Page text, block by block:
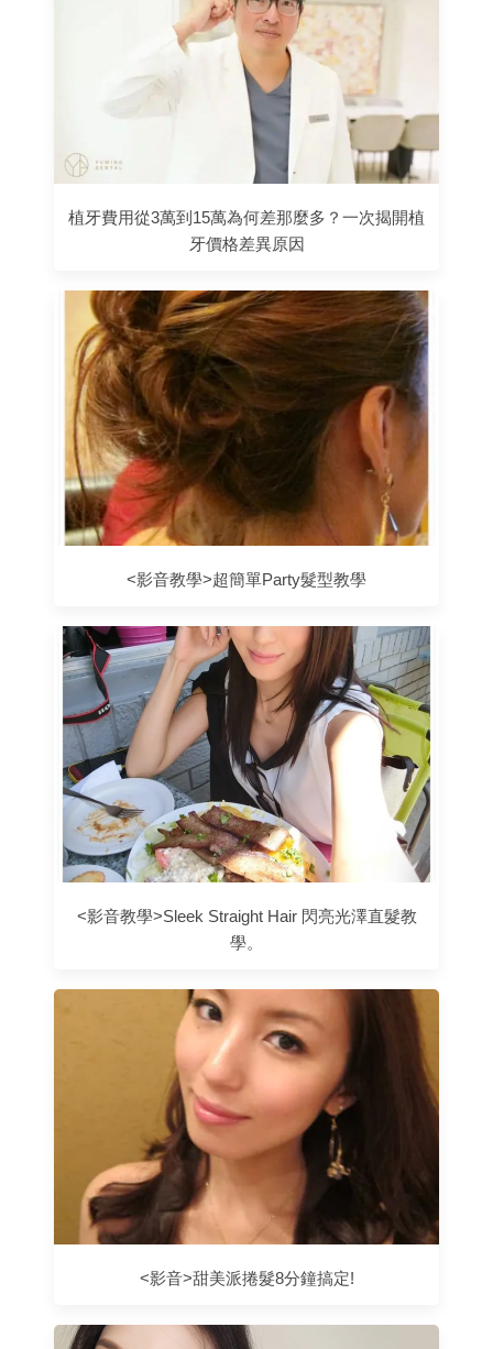
植牙費用從3萬到15萬為何差那麼多？一次揭開植
牙價格差異原因
<影音教學>超簡單Party髮型教學
<影音教學>Sleek Straight Hair 閃亮光澤直髮教
學。
<影音>甜美派捲髮8分鐘搞定!